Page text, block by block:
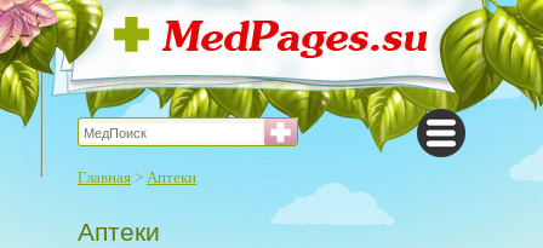
Главная > Аптеки
Аптеки